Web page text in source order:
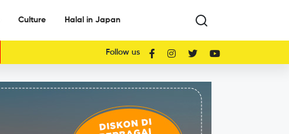
Culture Halal in Japan
Follow us